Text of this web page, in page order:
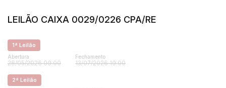
Judiciais Extrajudiciais
R$
LEILÃO CAIXA 0029/0226 CPA/RE
1ª Leilão
Abertura
28/05/2026 00:00
Fechamento
13/07/2026 10:00
2ª Leilão